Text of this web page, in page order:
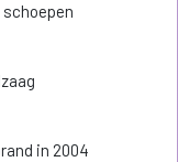
schoepen
in 2004